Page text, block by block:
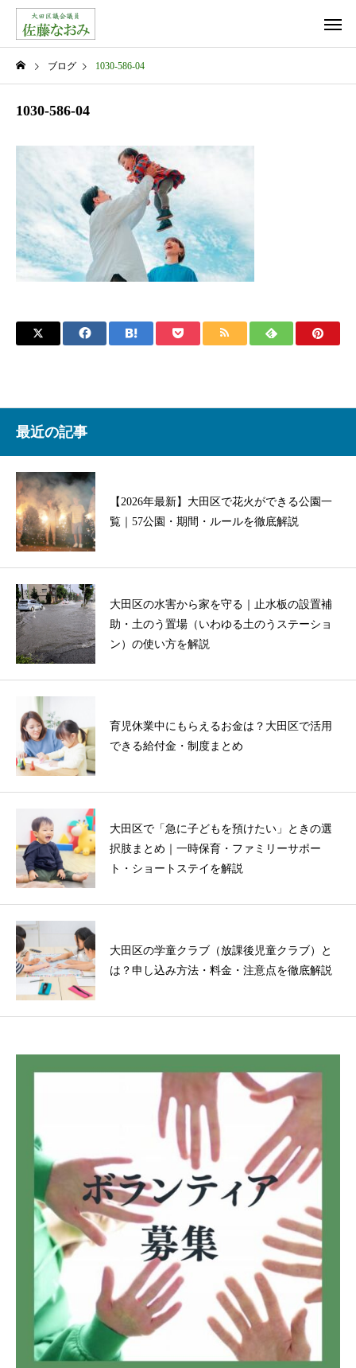
ブログ 1030-586-04
1030-586-04
最近の記事
【2026年最新】大田区で花火ができる公園一
覧｜57公園・期間・ルールを徹底解説
大田区の水害から家を守る｜止水板の設置補
助・土のう置場（いわゆる土のうステーショ
ン）の使い方を解説
育児休業中にもらえるお金は？大田区で活用
できる給付金・制度まとめ
大田区で「急に子どもを預けたい」ときの選
択肢まとめ｜一時保育・ファミリーサポー
ト・ショートステイを解説
大田区の学童クラブ（放課後児童クラブ）と
は？申し込み方法・料金・注意点を徹底解説